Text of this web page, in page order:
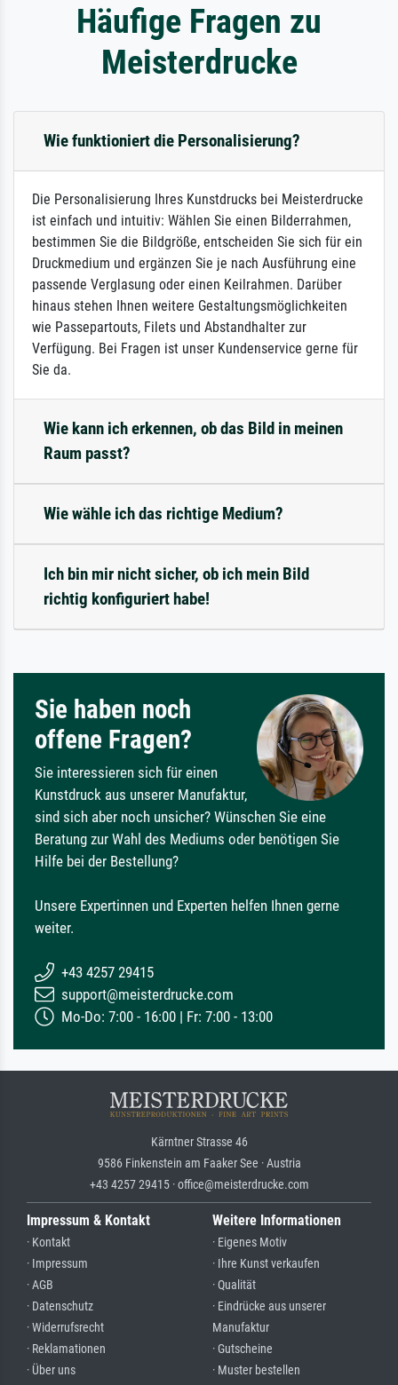
Häufige Fragen zu
Meisterdrucke
Wie funktioniert die Personalisierung?
Die Personalisierung Ihres Kunstdrucks bei Meisterdrucke
ist einfach und intuitiv: Wählen Sie einen Bilderrahmen,
bestimmen Sie die Bildgröße, entscheiden Sie sich für ein
Druckmedium und ergänzen Sie je nach Ausführung eine
passende Verglasung oder einen Keilrahmen. Darüber
hinaus stehen Ihnen weitere Gestaltungsmöglichkeiten
wie Passepartouts, Filets und Abstandhalter zur
Verfügung. Bei Fragen ist unser Kundenservice gerne für
Sie da.
Wie kann ich erkennen, ob das Bild in meinen
Raum passt?
Wie wähle ich das richtige Medium?
Ich bin mir nicht sicher, ob ich mein Bild
richtig konfiguriert habe!
Sie haben noch
offene Fragen?
Sie interessieren sich für einen
Kunstdruck aus unserer Manufaktur,
sind sich aber noch unsicher? Wünschen Sie eine
Beratung zur Wahl des Mediums oder benötigen Sie
Hilfe bei der Bestellung?
Unsere Expertinnen und Experten helfen Ihnen gerne
weiter.
+43 4257 29415
support@meisterdrucke.com
Mo-Do: 7:00 - 16:00 | Fr: 7:00 - 13:00
Kärntner Strasse 46
9586 Finkenstein am Faaker See · Austria
+43 4257 29415 · office@meisterdrucke.com
Impressum & Kontakt
· Kontakt
· Impressum
· AGB
· Datenschutz
· Widerrufsrecht
· Reklamationen
· Über uns
Weitere Informationen
· Eigenes Motiv
· Ihre Kunst verkaufen
· Qualität
· Eindrücke aus unserer
Manufaktur
· Gutscheine
· Muster bestellen